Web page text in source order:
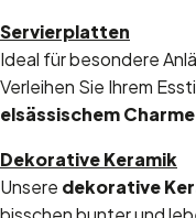
Servierplatten
Ideal für besondere
Verleihen Sie Ihrem
elsässischem Charme
Dekorative Keramik
Unsere dekorative